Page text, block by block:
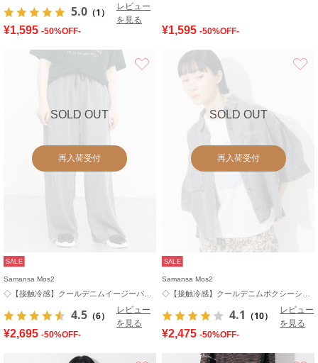
5.0 （1）
レビュー
を見る
¥1,595 -50%OFF- ¥1,595 -50%OFF-
SOLD OUT
再入荷受付
お気に入り
SALE
Samansa Mos2
4.5 （6）
レビュー
を見る
¥2,695 -50%OFF-
SOLD OUT
再入荷受付
SALE
Samansa Mos2
4.1 （10）
レビュー
を見る
¥2,475 -50%OFF-